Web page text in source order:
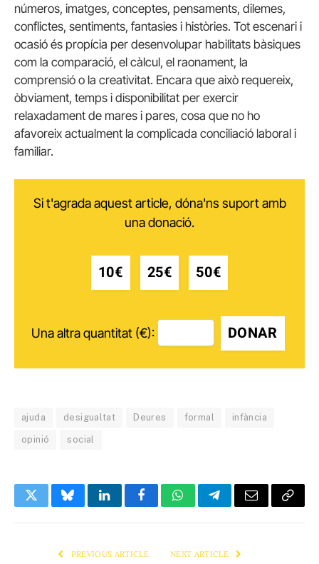
números, imatges, conceptes, pensaments, dilemes,
conflictes, sentiments, fantasies i històries. Tot escenari i
ocasió és propícia per desenvolupar habilitats bàsiques
com la comparació, el càlcul, el raonament, la
comprensió o la creativitat. Encara que això requereix,
òbviament, temps i disponibilitat per exercir
relaxadament de mares i pares, cosa que no ho
afavoreix actualment la complicada conciliació laboral i
familiar.
Si t'agrada aquest article, dóna'ns suport amb
una donació.
10€ 25€ 50€
Una altra quantitat (€): DONAR
ajuda desigualtat Deures formal infància
opinió social
TwitterBlueskyLinkedInFacebookWhatsAppTelegramEmail Copy
PREVIOUS ARTICLE NEXT ARTICLE